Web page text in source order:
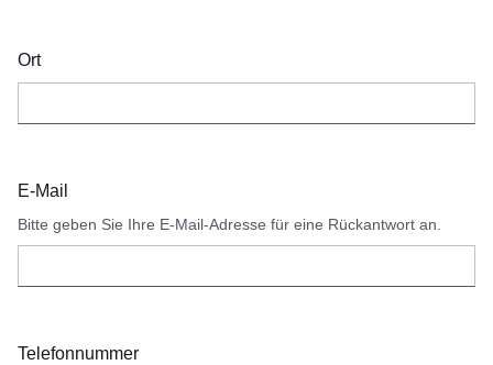
Ort
E-Mail
Bitte geben Sie Ihre E-Mail-Adresse für eine Rückantwort an.
Telefonnummer